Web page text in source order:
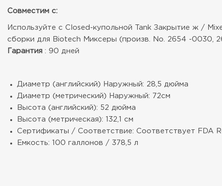
Совместим с:
Используйте с Closed-купольной Tank Закрытие ж /
сборки для Biotech Миксеры (произв. No. 2654 -0030,
Гарантия : 90 дней
Диаметр (английский) Наружный: 28,5 дюйма
Диаметр (метрический) Наружный: 72см
Высота (английский): 52 дюйма
Высота (метрическая): 132,1 см
Сертификаты / Соответствие: Соответствует FDA
Емкость: 100 галлонов / 378,5 л